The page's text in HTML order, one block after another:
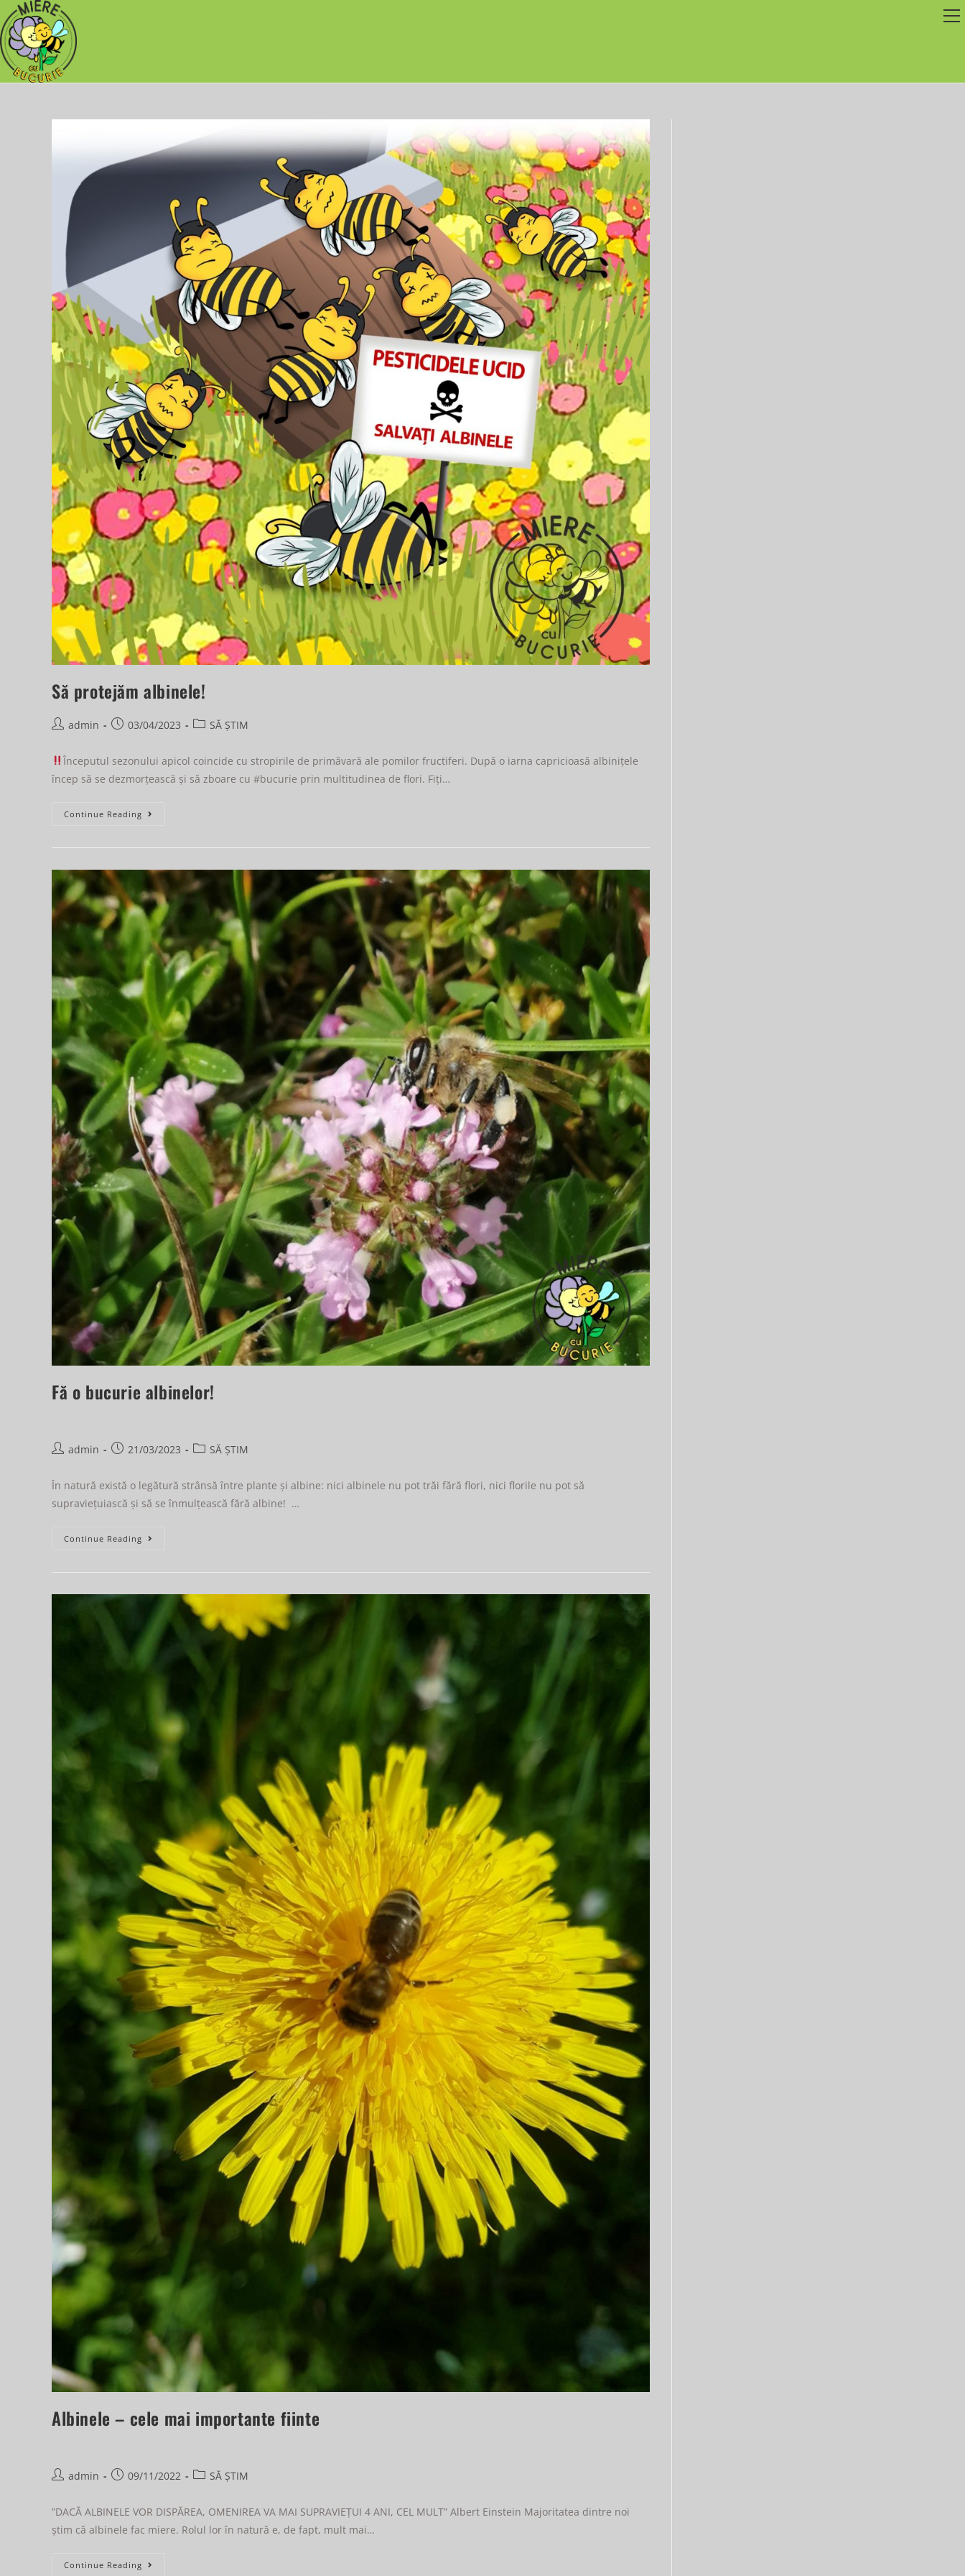
Să protejăm albinele!
admin 03/04/2023 SĂ ȘTIM
Începutul sezonului apicol coincide cu stropirile de primăvară ale pomilor fructiferi. După o iarna capricioasă albinițele
încep să se dezmorțească și să zboare cu #bucurie prin multitudinea de flori. Fiți…
Continue Reading
Fă o bucurie albinelor!
admin 21/03/2023 SĂ ȘTIM
În natură există o legătură strânsă între plante și albine: nici albinele nu pot trăi fără flori, nici florile nu pot să
supraviețuiască și să se înmulțească fără albine! …
Continue Reading
Albinele – cele mai importante fiinte
admin 09/11/2022 SĂ ȘTIM
”DACĂ ALBINELE VOR DISPĂREA, OMENIREA VA MAI SUPRAVIEȚUI 4 ANI, CEL MULT” Albert Einstein Majoritatea dintre noi
știm că albinele fac miere. Rolul lor în natură e, de fapt, mult mai…
Continue Reading